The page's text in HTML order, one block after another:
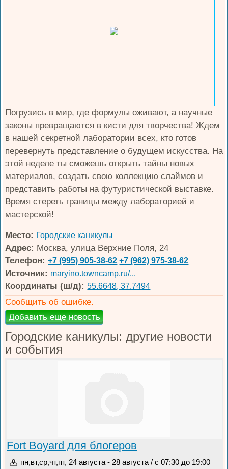
Погрузись в мир, где формулы оживают, а научные
законы превращаются в кисти для творчества! Ждем
в нашей секретной лаборатории всех, кто готов
перевернуть представление о будущем искусства. На
этой неделе ты сможешь открыть тайны новых
материалов, создать свою коллекцию слаймов и
представить работы на футуристической выставке.
Время стереть границы между лабораторией и
мастерской!
Место: Городские каникулы
Адрес: Москва, улица Верхние Поля, 24
Телефон: +7 (995) 905-38-62 +7 (962) 975-38-62
Источник: maryino.towncamp.ru/...
Координаты (ш/д): 55.6648, 37.7494
Сообщить об ошибке.
Городские каникулы: другие новости
и события
Fort Boyard для блогеров
пн,вт,ср,чт,пт, 24 августа - 28 августа / с 07:30 до 19:00